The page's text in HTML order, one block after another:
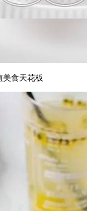
美食天花板